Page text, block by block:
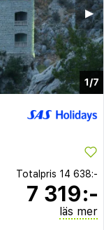
1/7
▶︎
Totalpris 14 638:-
7 319:-
läs mer